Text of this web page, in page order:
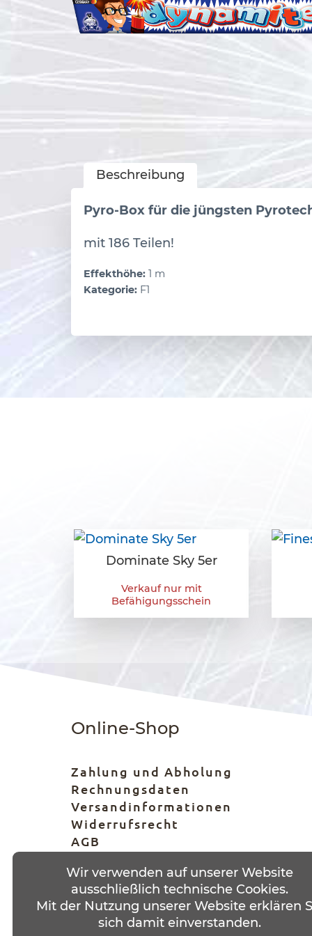
Beschreibung
Pyro-Box für die jüngsten
mit 186 Teilen!
Effekthöhe: 1 m
Kategorie: F1
Dominate Sky 5er
Verkauf nur mit
Befähigungsschein
Online-Shop
Zahlung und Abholung
Rechnungsdaten
Versandinformationen
Widerrufsrecht
AGB
*Alle Preise in Euro (€) inkl.
Wir verwenden auf unserer Website
ausschließlich technische Cookies.
Mit der Nutzung unserer Website erklären
sich damit einverstanden.